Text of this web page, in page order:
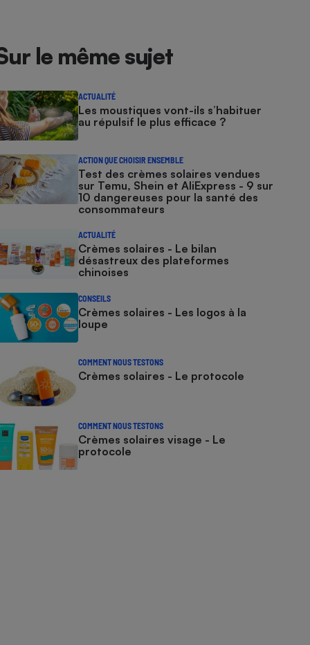
le même sujet
ACTUALITÉ
Les moustiques vont-ils s’habituer
au répulsif le plus efficace ?
ACTION QUE CHOISIR ENSEMBLE
Test des crèmes solaires vendues
sur Temu, Shein et AliExpress - 9 sur
10 dangereuses pour la santé des
consommateurs
ACTUALITÉ
Crèmes solaires - Le bilan
désastreux des plateformes
chinoises
CONSEILS
Crèmes solaires - Les logos à la
loupe
COMMENT NOUS TESTONS
Crèmes solaires - Le protocole
COMMENT NOUS TESTONS
Crèmes solaires visage - Le
protocole